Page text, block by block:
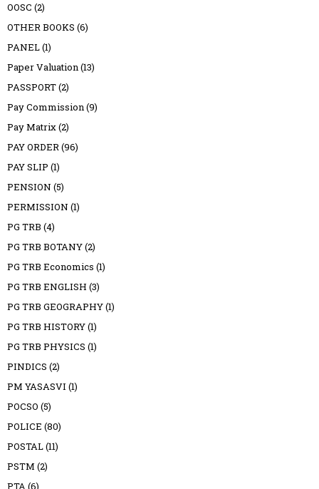
OOSC (2)
OTHER BOOKS (6)
PANEL(1)
Paper Valuation(13)
PASSPORT(2)
Pay Commission(9)
Pay Matrix(2)
PAY ORDER(96)
PAY SLIP (1)
PENSION (5)
PERMISSION (1)
PG TRB (4)
PG TRB BOTANY(2)
PG TRB Economics (1)
PG TRB ENGLISH (3)
PG TRB GEOGRAPHY(1)
PG TRB HISTORY(1)
PG TRB PHYSICS (1)
PINDICS (2)
PM YASASVI (1)
POCSO (5)
POLICE (80)
POSTAL(11)
PSTM (2)